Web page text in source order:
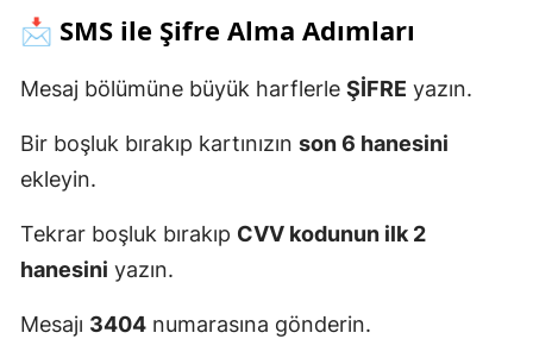
📩 SMS ile Şifre Alma Adımları
Mesaj bölümüne büyük harflerle ŞİFRE yazın.
Bir boşluk bırakıp kartınızın son 6 hanesini
ekleyin.
Tekrar boşluk bırakıp CVV kodunun ilk 2
hanesini yazın.
Mesajı 3404 numarasına gönderin.